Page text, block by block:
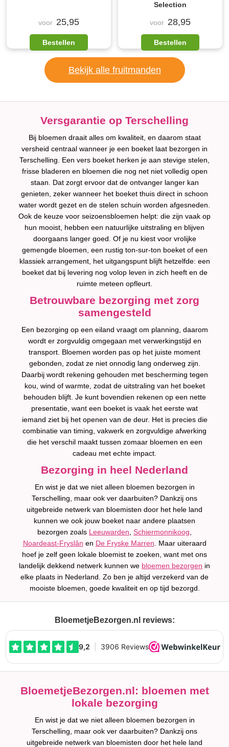
voor 25,95
Bestellen
Selection
voor 28,95
Bestellen
Bekijk alle fruitmanden
Versgarantie op Terschelling
Bij bloemen draait alles om kwaliteit, en daarom staat
versheid centraal wanneer je een boeket laat bezorgen in
Terschelling. Een vers boeket herken je aan stevige stelen,
frisse bladeren en bloemen die nog net niet volledig open
staan. Dat zorgt ervoor dat de ontvanger langer kan
genieten, zeker wanneer het boeket thuis direct in schoon
water wordt gezet en de stelen schuin worden afgesneden.
Ook de keuze voor seizoensbloemen helpt: die zijn vaak op
hun mooist, hebben een natuurlijke uitstraling en blijven
doorgaans langer goed. Of je nu kiest voor vrolijke
gemengde bloemen, een rustig ton-sur-ton boeket of een
klassiek arrangement, het uitgangspunt blijft hetzelfde: een
boeket dat bij levering nog volop leven in zich heeft en de
ruimte meteen opfleurt.
Betrouwbare bezorging met zorg
samengesteld
Een bezorging op een eiland vraagt om planning, daarom
wordt er zorgvuldig omgegaan met verwerkingstijd en
transport. Bloemen worden pas op het juiste moment
gebonden, zodat ze niet onnodig lang onderweg zijn.
Daarbij wordt rekening gehouden met bescherming tegen
kou, wind of warmte, zodat de uitstraling van het boeket
behouden blijft. Je kunt bovendien rekenen op een nette
presentatie, want een boeket is vaak het eerste wat
iemand ziet bij het openen van de deur. Het is precies die
combinatie van timing, vakwerk en zorgvuldige afwerking
die het verschil maakt tussen zomaar bloemen en een
cadeau met echte impact.
Bezorging in heel Nederland
En wist je dat we niet alleen bloemen bezorgen in
Terschelling, maar ook ver daarbuiten? Dankzij ons
uitgebreide netwerk van bloemisten door het hele land
kunnen we ook jouw boeket naar andere plaatsen
bezorgen zoals Leeuwarden Schiermonnikoog
Noardeast-Fryslân en De Fryske Marren . Maar uiteraard
hoef je zelf geen lokale bloemist te zoeken, want met ons
landelijk dekkend netwerk kunnen we bloemen bezorgen in
elke plaats in Nederland. Zo ben je altijd verzekerd van de
mooiste bloemen, goede kwaliteit en op tijd bezorgd.
BloemetjeBezorgen.nl reviews:
BloemetjeBezorgen.nl: bloemen met
lokale bezorging
En wist je dat we niet alleen bloemen bezorgen in
Terschelling, maar ook ver daarbuiten? Dankzij ons
uitgebreide netwerk van bloemisten door het hele land